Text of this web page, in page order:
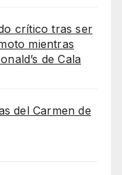
crítico tras ser
mientras
de Cala
del Carmen de